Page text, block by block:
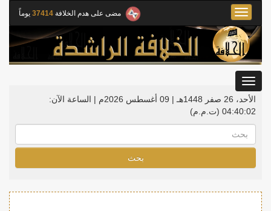
مضى على هدم الخلافة 37414 يوماً
Toggle
navigation
الأحد، 26 صفر 1448هـ | 09 أغسطس 2026م |
الساعة الآن:
04:40:04 (ت.م.م)
بحث